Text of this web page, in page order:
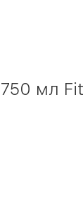
мл